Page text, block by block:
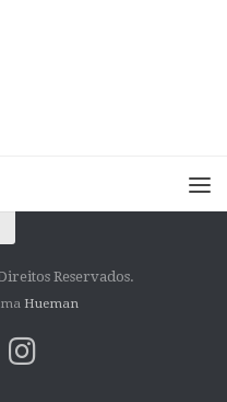
Reservados.
Hueman